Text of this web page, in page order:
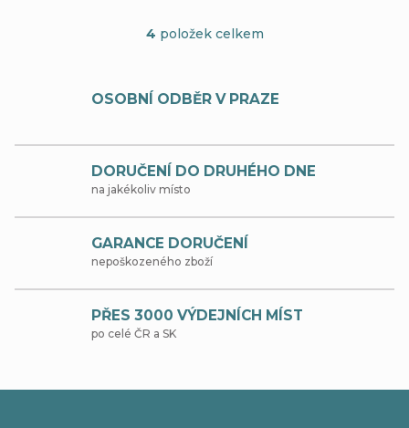
l
d
í
p
r
4 položek celkem
OSOBNÍ ODBĚR V PRAZE
DORUČENÍ DO DRUHÉHO DNE
na jakékoliv místo
GARANCE DORUČENÍ
nepoškozeného zboží
PŘES 3000 VÝDEJNÍCH MÍST
po celé ČR a SK